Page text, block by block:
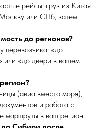
рейсы; груз из Китая
или СПб, затем
до регионов?
перевозчика: «до
или «до двери в вашем
(авиа вместо моря),
и работа с
маршруты в ваш регион.